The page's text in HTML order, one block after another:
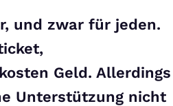
und zwar für jeden.
Geld. Allerdings
Unterstützung nicht